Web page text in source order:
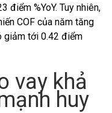
điểm %YoY. Tuy nhiên,
COF của năm tăng
giảm tới 0.42 điểm
vay khả
huy